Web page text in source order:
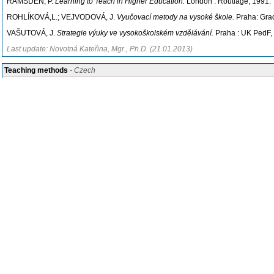
ROHLÍKOVÁ,L.; VEJVODOVÁ, J. Vyučovací metody na vysoké škole. Praha:
VAŠUTOVÁ, J. Strategie výuky ve vysokoškolském vzdělávání. Praha : UK
Last update: Novotná Kateřina, Mgr., Ph.D. (21.01.2013)
Teaching methods - Czech